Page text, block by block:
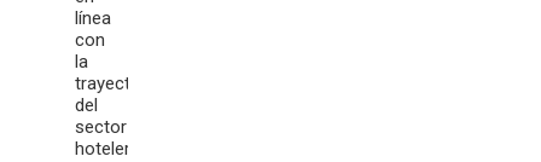
línea
con
la
trayectoria
del
sector
hotelero.